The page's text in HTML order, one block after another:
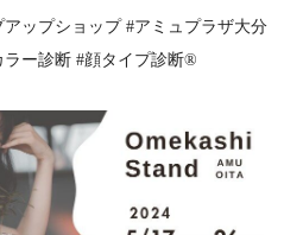
ップショップ #アミュプラザ大分
ー診断 #顔タイプ診断®